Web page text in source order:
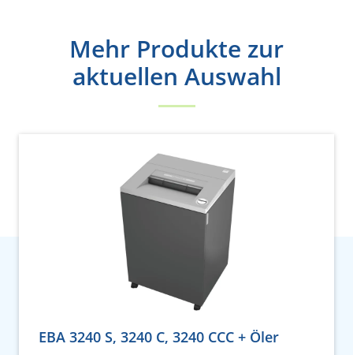
Mehr Produkte zur
aktuellen Auswahl
EBA 3240 S, 3240 C, 3240 CCC + Öler